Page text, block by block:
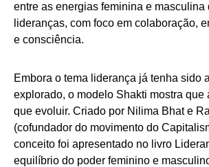
entre as energias feminina e masculina
lideranças, com foco em colaboração,
e consciência.
Embora o tema liderança já tenha sido
explorado, o modelo Shakti mostra que
que evoluir. Criado por Nilima Bhat e
(cofundador do movimento do
conceito foi apresentado no livro
equilíbrio do poder feminino e